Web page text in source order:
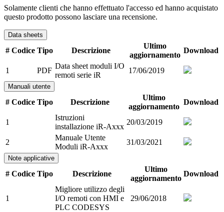
Solamente clienti che hanno effettuato l'accesso ed hanno acquistato
questo prodotto possono lasciare una recensione.
Data sheets
# Codice Tipo Descrizione
Ultimo
aggiornamento
Download
1 PDF
Data sheet moduli I/O
remoti serie iR
17/06/2019
Manuali utente
# Codice Tipo Descrizione
Ultimo
aggiornamento
Download
1
Istruzioni
installazione iR-Axxx
20/03/2019
2
Manuale Utente
Moduli iR-Axxx
31/03/2021
Note applicative
# Codice Tipo Descrizione
Ultimo
aggiornamento
Download
1
Migliore utilizzo degli
I/O remoti con HMI e
PLC CODESYS
29/06/2018